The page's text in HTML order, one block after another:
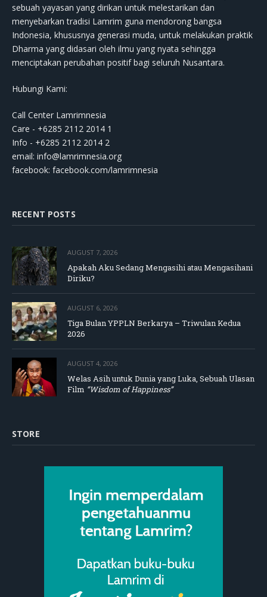
sebuah yayasan yang dirikan untuk melestarikan dan
menyebarkan tradisi Lamrim guna mendorong bangsa
Indonesia, khususnya generasi muda, untuk melakukan praktik
Dharma yang didasari oleh ilmu yang nyata sehingga
menciptakan perubahan positif bagi seluruh Nusantara.
Hubungi Kami:
Call Center Lamrimnesia
Care - +6285 2112 2014 1
Info - +6285 2112 2014 2
email: info@lamrimnesia.org
facebook: facebook.com/lamrimnesia
RECENT POSTS
AUGUST 7, 2026
Apakah Aku Sedang Mengasihi atau Mengasihani
Diriku?
AUGUST 6, 2026
Tiga Bulan YPPLN Berkarya – Triwulan Kedua
2026
AUGUST 4, 2026
Welas Asih untuk Dunia yang Luka, Sebuah Ulasan
Film “Wisdom of Happiness”
STORE